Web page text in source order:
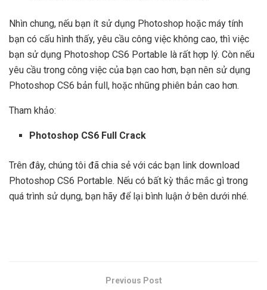
Nhìn chung, nếu bạn ít sử dụng Photoshop hoặc máy tính
bạn có cấu hình thấy, yêu cầu công việc không cao, thì việc
bạn sử dụng Photoshop CS6 Portable là rất hợp lý. Còn nếu
yêu cầu trong công việc của bạn cao hơn, bạn nên sử dụng
Photoshop CS6 bản full, hoặc nhũng phiên bản cao hơn.
Tham khảo:
Photoshop CS6 Full Crack
Trên đây, chúng tôi đã chia sẻ với các bạn link download
Photoshop CS6 Portable. Nếu có bất kỳ thắc mắc gì trong
quá trình sử dụng, bạn hãy để lại bình luận ở bên dưới nhé.
Previous Post